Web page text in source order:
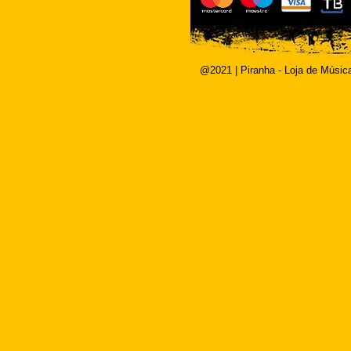
@2021 | Piranha - Loja de